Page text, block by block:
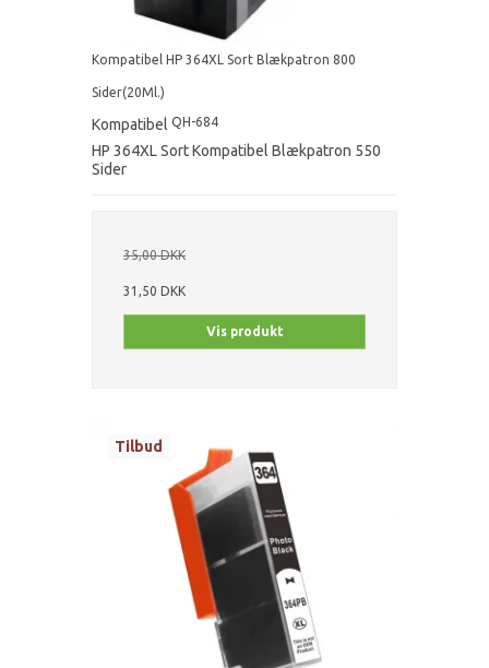
Kompatibel HP 364XL Sort Blækpatron 800
Sider(20Ml.)
Kompatibel QH-684
HP 364XL Sort Kompatibel Blækpatron 550
Sider
35,00 DKK
31,50 DKK
Vis produkt
Tilbud